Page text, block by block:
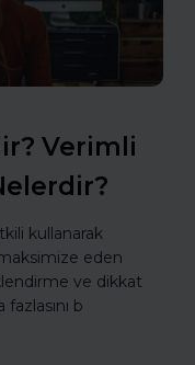
Verimli
kullanarak
eden
ve dikkat
b